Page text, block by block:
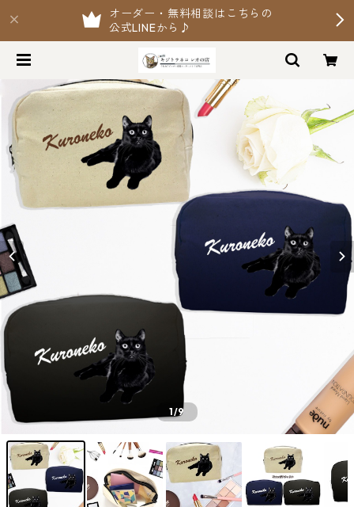
オーダー・無料相談はこちらの
公式LINEから♪
1/9